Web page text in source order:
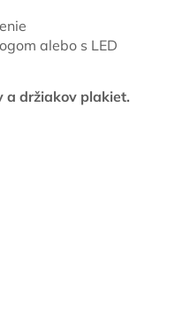
alebo s LED
a držiakov plakiet.